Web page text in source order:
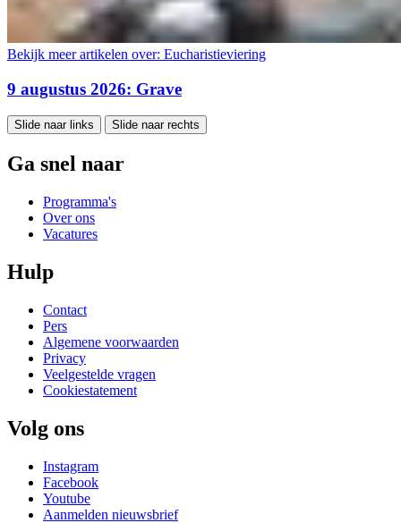
Bekijk meer artikelen over: Eucharistieviering
9 augustus 2026: Grave
Slide naar links Slide naar rechts
Ga snel naar
Programma's
Over ons
Vacatures
Hulp
Contact
Pers
Algemene voorwaarden
Privacy
Veelgestelde vragen
Cookiestatement
Volg ons
Instagram
Facebook
Youtube
Aanmelden nieuwsbrief